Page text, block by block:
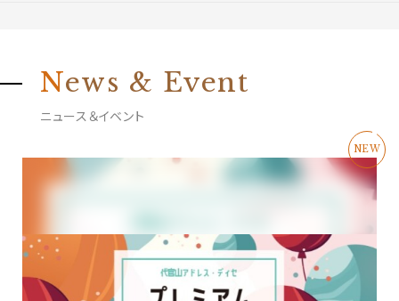
News & Event
ニュース＆イベント